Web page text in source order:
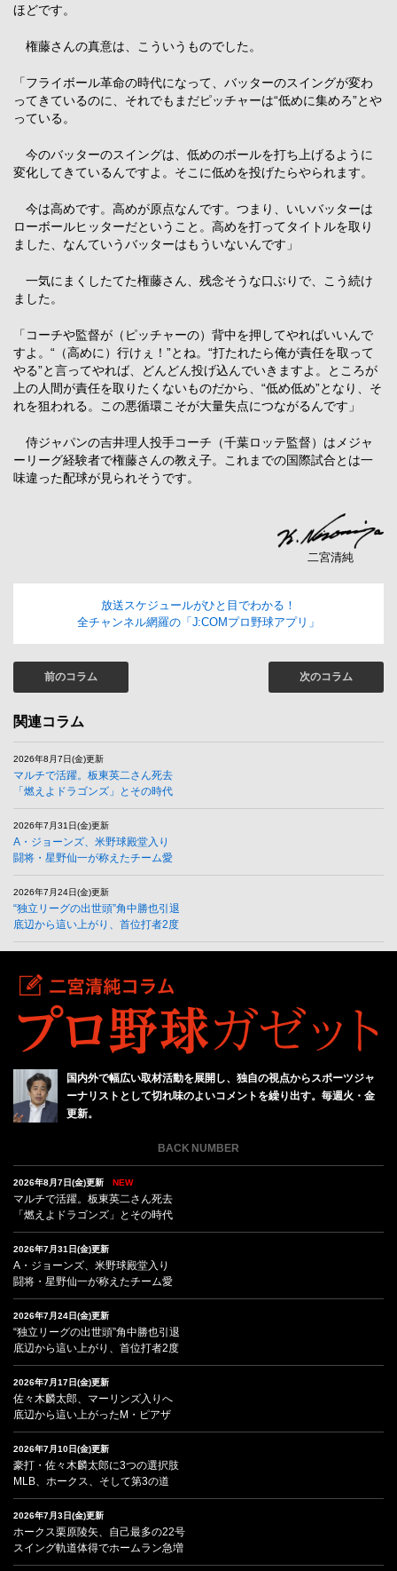
ほどです。
権藤さんの真意は、こういうものでした。
「フライボール革命の時代になって、バッターのスイングが変わ
ってきているのに、それでもまだピッチャーは“低めに集めろ”とや
っている。
今のバッターのスイングは、低めのボールを打ち上げるように
変化してきているんですよ。そこに低めを投げたらやられます。
今は高めです。高めが原点なんです。つまり、いいバッターは
ローボールヒッターだということ。高めを打ってタイトルを取り
ました、なんていうバッターはもういないんです」
一気にまくしたてた権藤さん、残念そうな口ぶりで、こう続け
ました。
「コーチや監督が（ピッチャーの）背中を押してやればいいんで
すよ。“（高めに）行けぇ！”とね。“打たれたら俺が責任を取って
やる”と言ってやれば、どんどん投げ込んでいきますよ。ところが
上の人間が責任を取りたくないものだから、“低め低め”となり、そ
れを狙われる。この悪循環こそが大量失点につながるんです」
侍ジャパンの吉井理人投手コーチ（千葉ロッテ監督）はメジャ
ーリーグ経験者で権藤さんの教え子。これまでの国際試合とは一
味違った配球が見られそうです。
二宮清純
放送スケジュールがひと目でわかる！
全チャンネル網羅の「J:COMプロ野球アプリ」
前のコラム 次のコラム
関連コラム
2026年8月7日(金)更新
マルチで活躍。板東英二さん死去
「燃えよドラゴンズ」とその時代
2026年7月31日(金)更新
A・ジョーンズ、米野球殿堂入り
闘将・星野仙一が称えたチーム愛
2026年7月24日(金)更新
“独立リーグの出世頭”角中勝也引退
底辺から這い上がり、首位打者2度
国内外で幅広い取材活動を展開し、独自の視点からスポーツジャ
ーナリストとして切れ味のよいコメントを繰り出す。毎週火・金
更新。
BACK NUMBER
2026年8月7日(金)更新 NEW
マルチで活躍。板東英二さん死去
「燃えよドラゴンズ」とその時代
2026年7月31日(金)更新
A・ジョーンズ、米野球殿堂入り
闘将・星野仙一が称えたチーム愛
2026年7月24日(金)更新
“独立リーグの出世頭”角中勝也引退
底辺から這い上がり、首位打者2度
2026年7月17日(金)更新
佐々木麟太郎、マーリンズ入りへ
底辺から這い上がったM・ピアザ
2026年7月10日(金)更新
豪打・佐々木麟太郎に3つの選択肢
MLB、ホークス、そして第3の道
2026年7月3日(金)更新
ホークス栗原陵矢、自己最多の22号
スイング軌道体得でホームラン急増